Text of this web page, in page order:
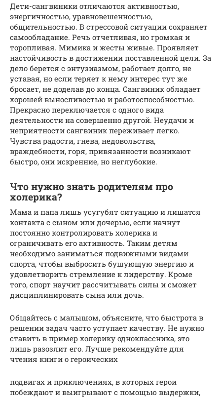
Дети-сангвиники отличаются активностью,
энергичностью, уравновешенностью,
общительностью. В стрессовой ситуации сохраняет
самообладание. Речь отчетливая, но громкая и
торопливая. Мимика и жесты живые. Проявляет
настойчивость в достижении поставленной цели. За
дело берется с энтузиазмом, работает долго, не
уставая, но если теряет к нему интерес тут же
бросает, не доделав до конца. Сангвиник обладает
хорошей выносливостью и работоспособностью.
Прекрасно переключается с одного вида
деятельности на совершенно другой. Неудачи и
неприятности сангвиник переживает легко.
Чувства радости, гнева, недовольства,
враждебности, горя, привязанности возникают
быстро, они искренние, но неглубокие.
Что нужно знать родителям про
холерика?
Мама и папа лишь усугубят ситуацию и лишатся
контакта с сыном или дочерью, если начнут
постоянно контролировать холерика и
ограничивать его активность. Таким детям
необходимо заниматься подвижными видами
спорта, чтобы выбросить бушующую энергию и
удовлетворить стремление к лидерству. Кроме
того, спорт научит рассчитывать силы и сможет
дисциплинировать сына или дочь.
Общайтесь с малышом, объясните, что быстрота в
решении задач часто уступает качеству. Не нужно
ставить в пример холерику одноклассника, это
лишь разозлит его. Лучше рекомендуйте для
чтения книги о героических
подвигах и приключениях, в которых герои
побеждают и выигрывают с помощью выдержки,